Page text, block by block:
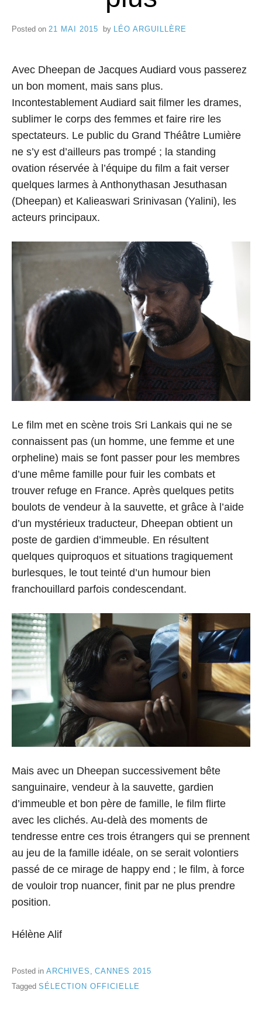
n
n
e
s
Posted on 21 MAI 2015 by LÉO ARGUILLÈRE
Avec Dheepan de Jacques Audiard vous passerez
un bon moment, mais sans plus.
Incontestablement Audiard sait filmer les drames,
sublimer le corps des femmes et faire rire les
spectateurs. Le public du Grand Théâtre Lumière
ne s’y est d’ailleurs pas trompé ; la standing
ovation réservée à l’équipe du film a fait verser
quelques larmes à Anthonythasan Jesuthasan
(Dheepan) et Kalieaswari Srinivasan (Yalini), les
acteurs principaux.
Le film met en scène trois Sri Lankais qui ne se
connaissent pas (un homme, une femme et une
orpheline) mais se font passer pour les membres
d’une même famille pour fuir les combats et
trouver refuge en France. Après quelques petits
boulots de vendeur à la sauvette, et grâce à l’aide
d’un mystérieux traducteur, Dheepan obtient un
poste de gardien d’immeuble. En résultent
quelques quiproquos et situations tragiquement
burlesques, le tout teinté d’un humour bien
franchouillard parfois condescendant.
Mais avec un Dheepan successivement bête
sanguinaire, vendeur à la sauvette, gardien
d’immeuble et bon père de famille, le film flirte
avec les clichés. Au-delà des moments de
tendresse entre ces trois étrangers qui se prennent
au jeu de la famille idéale, on se serait volontiers
passé de ce mirage de happy end ; le film, à force
de vouloir trop nuancer, finit par ne plus prendre
position.
Hélène Alif
Posted in ARCHIVES
CANNES 2015
Tagged SÉLECTION OFFICIELLE